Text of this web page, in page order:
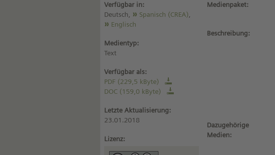
Verfügbar in:
Deutsch,
Spanisch (CREA)
Englisch
Medientyp:
Text
Verfügbar als:
PDF (229,5 kByte)
DOC (159,0 kByte)
Letzte Aktualisierung:
23.01.2018
Lizenz:
Medienpaket:
Beschreibung:
Dazugehörige
Medien: